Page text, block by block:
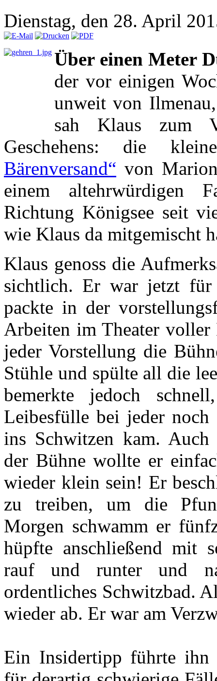
Dienstag, den 28. April
Über einen Meter
der vor einigen
unweit von
sah Klaus zum
Geschehens: die
Bärenversand“ von
einem altehrwürdigen
Richtung Königsee seit
wie Klaus da mitgemischt
Klaus genoss die
sichtlich. Er war jetzt für
packte in der
Arbeiten im Theater
jeder Vorstellung die
Stühle und spülte all die
bemerkte jedoch
Leibesfülle bei jeder
ins Schwitzen kam.
der Bühne wollte er
wieder klein sein! Er
zu treiben, um die
Morgen schwamm er
hüpfte anschließend mit
rauf und runter und
ordentliches Schwitzbad.
wieder ab. Er war am
Ein Insidertipp führte